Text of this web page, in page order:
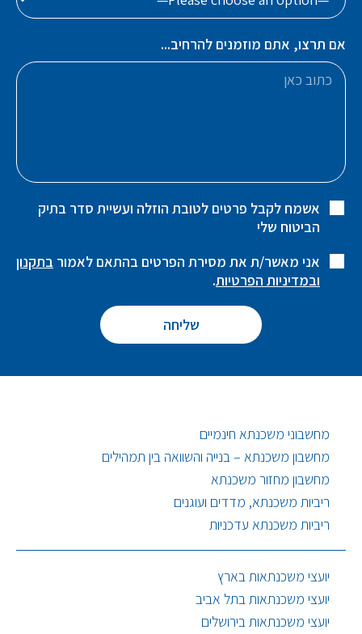
אם תרצו, אתם מוזמנים להרחיב...
אשמח לקבל פרטים לטובת הוזלה ועשיית סדר בתיק
הביטוח שלי
אני מאשר/ת את מסירת הפרטים בהתאם לאמור בתקנון
ובמדיניות הפרטיות.
מחשבוני משכנתא חינמיים
מחשבון משכנתא – בנייה והשוואה בין תמהילים
מחשבון מחזור משכנתא
ריביות משכנתא, מדדים ועוגנים
ריביות משכנתא עדכניות
יועצי משכנתאות בארץ
יועצי משכנתאות בתל אביב
יועצי משכנתאות בירושלים